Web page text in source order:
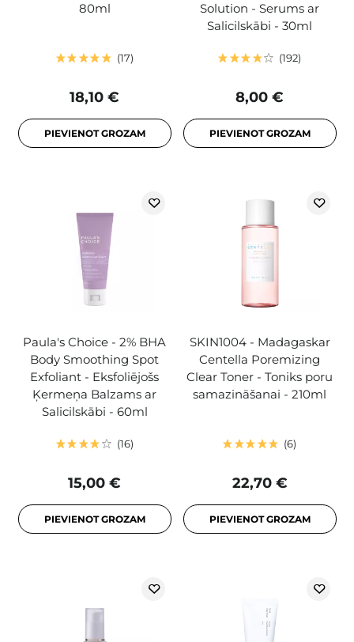
80ml
17
18,10 €
PIEVIENOT GROZAM
Solution - Serums ar
Salicilskābi - 30ml
192
8,00 €
PIEVIENOT GROZAM
Paula's Choice - 2% BHA
Body Smoothing Spot
Exfoliant - Eksfoliējošs
Ķermeņa Balzams ar
Salicilskābi - 60ml
16
15,00 €
PIEVIENOT GROZAM
SKIN1004 - Madagaskar
Centella Poremizing
Clear Toner - Toniks poru
samazināšanai - 210ml
6
22,70 €
PIEVIENOT GROZAM